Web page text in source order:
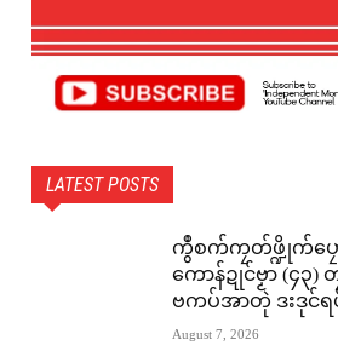
LATEST POSTS
ကွဳစက်ကၠတ်ဖ္ဍိုက်ပၠေ
ကောန်ဍုင်ဗၟာ (၄၃)
ဗကပ်အာတုဲ ဒးဒုင်
August 7, 2026